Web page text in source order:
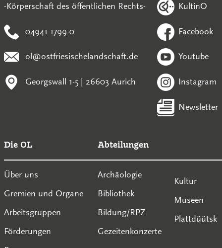
-Körperschaft des öffentlichen Rechts-
04941 1799-0
ol@ostfriesischelandschaft.de
Georgswall 1-5 | 26603 Aurich
KultinO
Facebook
Youtube
Instagram
Newsletter
Die OL
Über uns
Gremien und Organe
Arbeitsgruppen
Förderungen
Abteilungen
Archäologie
Bibliothek
Bildung/RPZ
Gezeitenkonzerte
Kultur
Museen
Plattdüütsk